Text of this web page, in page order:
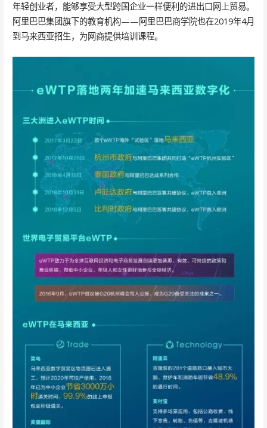
年轻创业者，能够享受大型跨国企业一样便利的进出口网上贸易。
阿里巴巴集团旗下的教育机构——阿里巴巴商学院也在2019年4月
到马来西亚招生，为网商提供培训课程。